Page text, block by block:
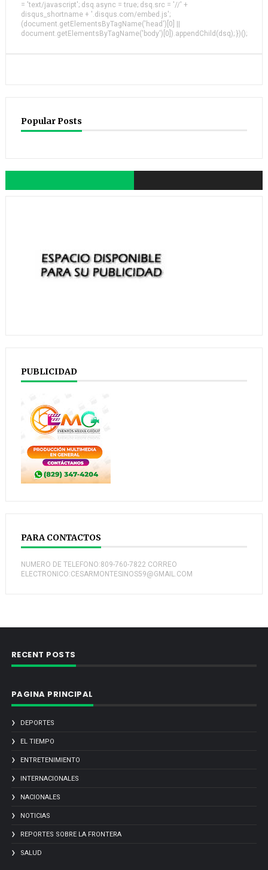
= 'text/javascript'; dsq.async = true; dsq.src = '//' +
disqus_shortname + '.disqus.com/embed.js';
(document.getElementsByTagName('head')[0] ||
document.getElementsByTagName('body')[0]).appendChild(dsq); })();
Popular Posts
PUBLICIDAD
PARA CONTACTOS
NUMERO DE TELEFONO:809-760-7822 CORREO
ELECTRONICO:CESARMONTESINOS59@GMAIL.COM
RECENT POSTS
PAGINA PRINCIPAL
DEPORTES
EL TIEMPO
ENTRETENIMIENTO
INTERNACIONALES
NACIONALES
NOTICIAS
REPORTES SOBRE LA FRONTERA
SALUD